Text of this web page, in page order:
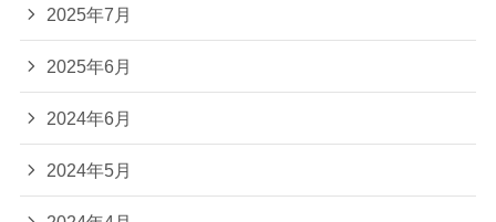
2025年7月
2025年6月
2024年6月
2024年5月